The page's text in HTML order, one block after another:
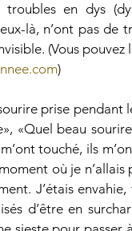
en dys
là, n’ont pas de
(Vous pouvez
)
prise pendant
«Quel beau
touché, ils
où je n’allais
J’étais
d’être en